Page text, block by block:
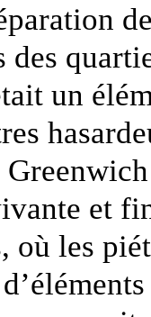
un
et
où les